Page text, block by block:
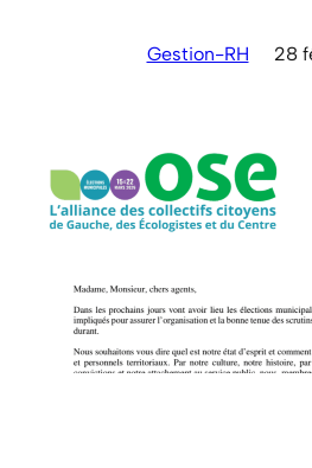
Gestion-RH 28